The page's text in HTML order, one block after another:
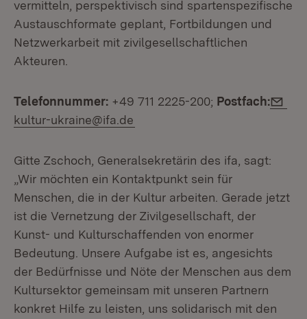
vermitteln, perspektivisch sind spartenspezifische
Austauschformate geplant, Fortbildungen und
Netzwerkarbeit mit zivilgesellschaftlichen
Akteuren.
Telefonnummer: +49 711 2225-200; Postfach:
kultur-ukraine@ifa.de
Gitte Zschoch, Generalsekretärin des ifa, sagt:
„Wir möchten ein Kontaktpunkt sein für
Menschen, die in der Kultur arbeiten. Gerade jetzt
ist die Vernetzung der Zivilgesellschaft, der
Kunst- und Kulturschaffenden von enormer
Bedeutung. Unsere Aufgabe ist es, angesichts
der Bedürfnisse und Nöte der Menschen aus dem
Kultursektor gemeinsam mit unseren Partnern
konkret Hilfe zu leisten, uns solidarisch mit den